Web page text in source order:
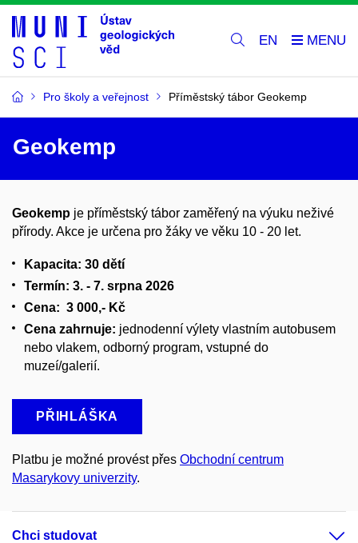
EN
Pro školy a veřejnost Příměstský tábor Geokemp
Geokemp
Geokemp je příměstský tábor zaměřený na výuku neživé
přírody. Akce je určena pro žáky ve věku 10 - 20 let.
Kapacita: 30 dětí
Termín: 3. - 7. srpna 2026
Cena: 3 000,- Kč
Cena zahrnuje: jednodenní výlety vlastním autobusem
nebo vlakem, odborný program, vstupné do
muzeí/galerií.
PŘIHLÁŠKA
Platbu je možné provést přes Obchodní centrum
Masarykovy univerzity.
Chci studovat